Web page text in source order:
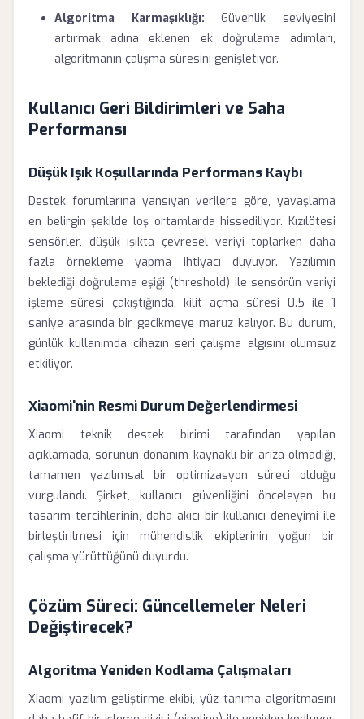
Algoritma Karmaşıklığı: Güvenlik seviyesini
artırmak adına eklenen ek doğrulama adımları,
algoritmanın çalışma süresini genişletiyor.
Kullanıcı Geri Bildirimleri ve Saha
Performansı
Düşük Işık Koşullarında Performans Kaybı
Destek forumlarına yansıyan verilere göre, yavaşlama
en belirgin şekilde loş ortamlarda hissediliyor. Kızılötesi
sensörler, düşük ışıkta çevresel veriyi toplarken daha
fazla örnekleme yapma ihtiyacı duyuyor. Yazılımın
beklediği doğrulama eşiği (threshold) ile sensörün veriyi
işleme süresi çakıştığında, kilit açma süresi 0.5 ile 1
saniye arasında bir gecikmeye maruz kalıyor. Bu durum,
günlük kullanımda cihazın seri çalışma algısını olumsuz
etkiliyor.
Xiaomi'nin Resmi Durum Değerlendirmesi
Xiaomi teknik destek birimi tarafından yapılan
açıklamada, sorunun donanım kaynaklı bir arıza olmadığı,
tamamen yazılımsal bir optimizasyon süreci olduğu
vurgulandı. Şirket, kullanıcı güvenliğini önceleyen bu
tasarım tercihlerinin, daha akıcı bir kullanıcı deneyimi ile
birleştirilmesi için mühendislik ekiplerinin yoğun bir
çalışma yürüttüğünü duyurdu.
Çözüm Süreci: Güncellemeler Neleri
Değiştirecek?
Algoritma Yeniden Kodlama Çalışmaları
Xiaomi yazılım geliştirme ekibi, yüz tanıma algoritmasını